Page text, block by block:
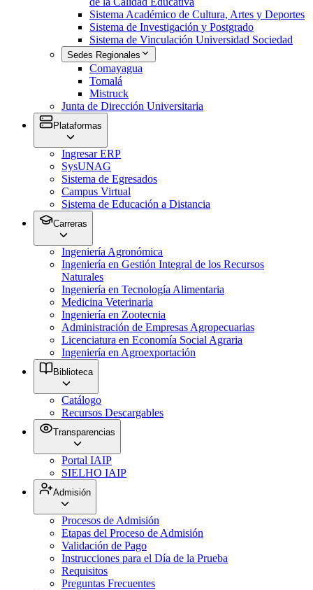
Sistema Académico de Cultura, Artes y Deportes
Sistema de Investigación y Postgrado
Sistema de Vinculación Universidad Sociedad
Sedes Regionales
Comayagua
Tomalá
Mistruck
Junta de Dirección Universitaria
Plataformas
Ingresar ERP
SysUNAG
Sistema de Egresados
Campus Virtual
Sistema de Educación a Distancia
Carreras
Ingeniería Agronómica
Ingeniería en Gestión Integral de los Recursos
Naturales
Ingeniería en Tecnología Alimentaria
Medicina Veterinaria
Ingeniería en Zootecnia
Administración de Empresas Agropecuarias
Licenciatura en Economía Social Agraria
Ingeniería en Agroexportación
Biblioteca
Catálogo
Recursos Descargables
Transparencias
Portal IAIP
SIELHO IAIP
Admisión
Procesos de Admisión
Etapas del Proceso de Admisión
Validación de Pago
Instrucciones para el Día de la Prueba
Requisitos
Preguntas Frecuentes